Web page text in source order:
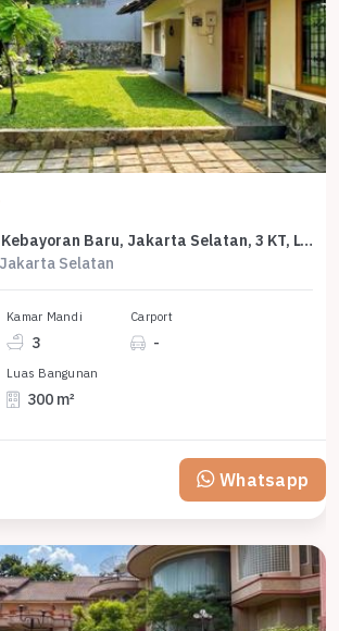
Rumah Elegan di Kebayoran Baru, Jakarta Selatan, 3 KT, LT 410m²
Selatan
Kamar Mandi
3
Carport
-
Luas Bangunan
300 m²
Whatsapp